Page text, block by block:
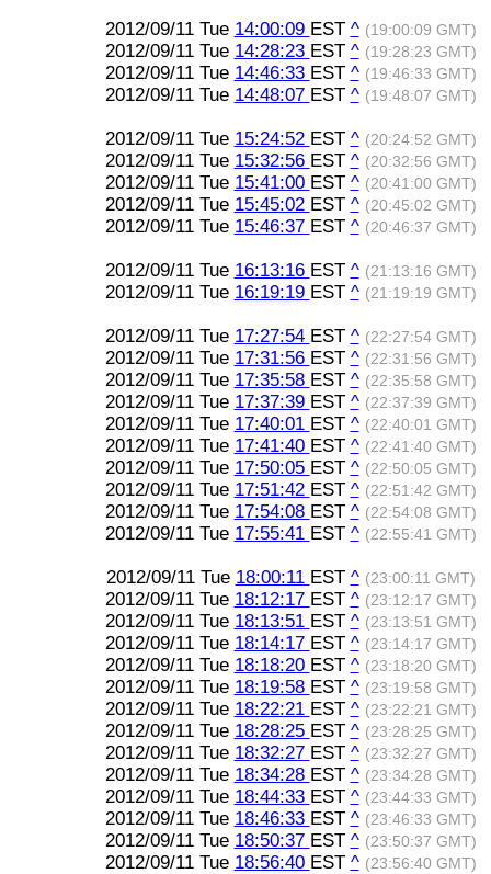
2012/09/11 Tue 14:00:09 EST ^ (19:00:09 GMT)
2012/09/11 Tue 14:28:23 EST ^ (19:28:23 GMT)
2012/09/11 Tue 14:46:33 EST ^ (19:46:33 GMT)
2012/09/11 Tue 14:48:07 EST ^ (19:48:07 GMT)
2012/09/11 Tue 15:24:52 EST ^ (20:24:52 GMT)
2012/09/11 Tue 15:32:56 EST ^ (20:32:56 GMT)
2012/09/11 Tue 15:41:00 EST ^ (20:41:00 GMT)
2012/09/11 Tue 15:45:02 EST ^ (20:45:02 GMT)
2012/09/11 Tue 15:46:37 EST ^ (20:46:37 GMT)
2012/09/11 Tue 16:13:16 EST ^ (21:13:16 GMT)
2012/09/11 Tue 16:19:19 EST ^ (21:19:19 GMT)
2012/09/11 Tue 17:27:54 EST ^ (22:27:54 GMT)
2012/09/11 Tue 17:31:56 EST ^ (22:31:56 GMT)
2012/09/11 Tue 17:35:58 EST ^ (22:35:58 GMT)
2012/09/11 Tue 17:37:39 EST ^ (22:37:39 GMT)
2012/09/11 Tue 17:40:01 EST ^ (22:40:01 GMT)
2012/09/11 Tue 17:41:40 EST ^ (22:41:40 GMT)
2012/09/11 Tue 17:50:05 EST ^ (22:50:05 GMT)
2012/09/11 Tue 17:51:42 EST ^ (22:51:42 GMT)
2012/09/11 Tue 17:54:08 EST ^ (22:54:08 GMT)
2012/09/11 Tue 17:55:41 EST ^ (22:55:41 GMT)
2012/09/11 Tue 18:00:11 EST ^ (23:00:11 GMT)
2012/09/11 Tue 18:12:17 EST ^ (23:12:17 GMT)
2012/09/11 Tue 18:13:51 EST ^ (23:13:51 GMT)
2012/09/11 Tue 18:14:17 EST ^ (23:14:17 GMT)
2012/09/11 Tue 18:18:20 EST ^ (23:18:20 GMT)
2012/09/11 Tue 18:19:58 EST ^ (23:19:58 GMT)
2012/09/11 Tue 18:22:21 EST ^ (23:22:21 GMT)
2012/09/11 Tue 18:28:25 EST ^ (23:28:25 GMT)
2012/09/11 Tue 18:32:27 EST ^ (23:32:27 GMT)
2012/09/11 Tue 18:34:28 EST ^ (23:34:28 GMT)
2012/09/11 Tue 18:44:33 EST ^ (23:44:33 GMT)
2012/09/11 Tue 18:46:33 EST ^ (23:46:33 GMT)
2012/09/11 Tue 18:50:37 EST ^ (23:50:37 GMT)
2012/09/11 Tue 18:56:40 EST ^ (23:56:40 GMT)